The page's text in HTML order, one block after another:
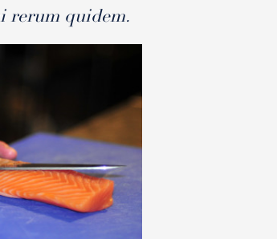
rerum quidem.